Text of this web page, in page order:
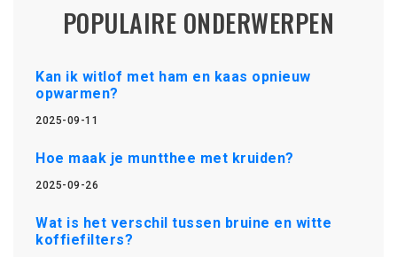
POPULAIRE ONDERWERPEN
Kan ik witlof met ham en kaas opnieuw
opwarmen?
2025-09-11
Hoe maak je muntthee met kruiden?
2025-09-26
Wat is het verschil tussen bruine en witte
koffiefilters?